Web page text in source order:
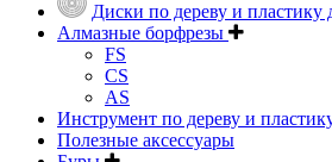
Диски по дереву и
Алмазные борфрезы
FS
CS
AS
Инструмент по дереву и
Полезные аксессуары